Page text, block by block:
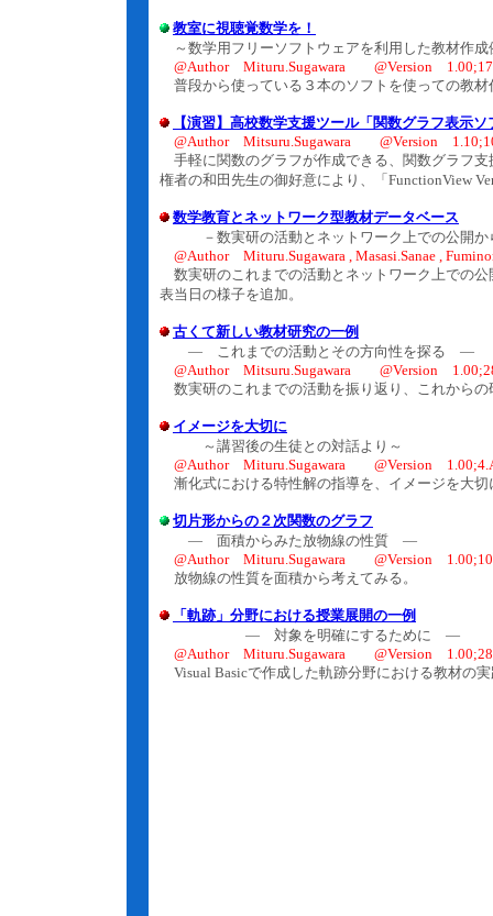
教室に視聴覚数学を！
～数学用フリーソフトウェアを利用した教材作成
@Author Mituru.Sugawara @Version
普段から使っている３本のソフトを使っての教材
【演習】高校数学支援ツール「関数グラフ表示ソ
@Author Mitsuru.Sugawara @Version
手軽に関数のグラフが作成できる、関数グラフ
権者の和田先生の御好意により、「FunctionView
数学教育とネットワーク型教材データベース
－数実研の活動とネットワーク上での公開か
@Author Mituru.Sugawara , Masasi.Sanae ,
数実研のこれまでの活動とネットワーク上での
表当日の様子を追加。
古くて新しい教材研究の一例
― これまでの活動とその方向性を探る ―
@Author Mitsuru.Sugawara @Version
数実研のこれまでの活動を振り返り、これから
イメージを大切に
～講習後の生徒との対話より～
@Author Mituru.Sugawara @Version
漸化式における特性解の指導を、イメージを大切
切片形からの２次関数のグラフ
― 面積からみた放物線の性質 ―
@Author Mituru.Sugawara @Version
放物線の性質を面積から考えてみる。
「軌跡」分野における授業展開の一例
― 対象を明確にするために ―
@Author Mituru.Sugawara @Version
Visual Basicで作成した軌跡分野における教材の